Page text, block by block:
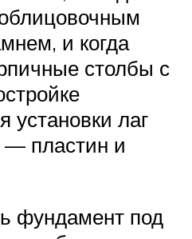
и когда
столбы с
установки лаг
— пластин и
фундамент под